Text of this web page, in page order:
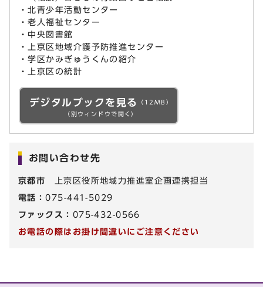
・北青少年活動センター
・老人福祉センター
・中央図書館
・上京区地域介護予防推進センター
・学区かみぎゅうくんの紹介
・上京区の統計
デジタルブックを見る
（12MB）
（別ウィンドウで開く）
お問い合わせ先
京都市 上京区役所地域力推進室企画連携担当
電話：075-441-5029
ファックス： 075-432-0566
お電話の際はお掛け間違いにご注意ください